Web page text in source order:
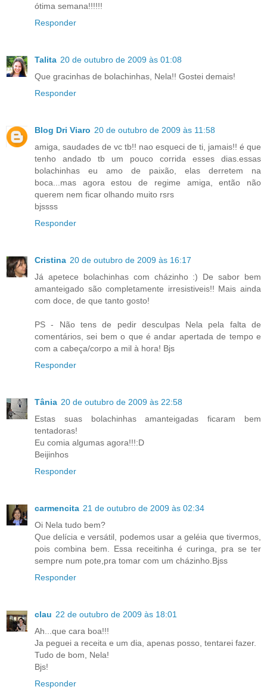
ótima semana!!!!!!
Responder
Talita 20 de outubro de 2009 às 01:08
Que gracinhas de bolachinhas, Nela!! Gostei demais!
Responder
Blog Dri Viaro 20 de outubro de 2009 às 11:58
amiga, saudades de vc tb!! nao esqueci de ti, jamais!! é que
tenho andado tb um pouco corrida esses dias.essas
bolachinhas eu amo de paixão, elas derretem na
boca...mas agora estou de regime amiga, então não
querem nem ficar olhando muito rsrs
bjssss
Responder
Cristina 20 de outubro de 2009 às 16:17
Já apetece bolachinhas com cházinho :) De sabor bem
amanteigado são completamente irresistiveis!! Mais ainda
com doce, de que tanto gosto!
PS - Não tens de pedir desculpas Nela pela falta de
comentários, sei bem o que é andar apertada de tempo e
com a cabeça/corpo a mil à hora! Bjs
Responder
Tânia 20 de outubro de 2009 às 22:58
Estas suas bolachinhas amanteigadas ficaram bem
tentadoras!
Eu comia algumas agora!!!:D
Beijinhos
Responder
carmencita 21 de outubro de 2009 às 02:34
Oi Nela tudo bem?
Que delícia e versátil, podemos usar a geléia que tivermos,
pois combina bem. Essa receitinha é curinga, pra se ter
sempre num pote,pra tomar com um cházinho.Bjss
Responder
clau 22 de outubro de 2009 às 18:01
Ah...que cara boa!!!
Ja peguei a receita e um dia, apenas posso, tentarei fazer.
Tudo de bom, Nela!
Bjs!
Responder